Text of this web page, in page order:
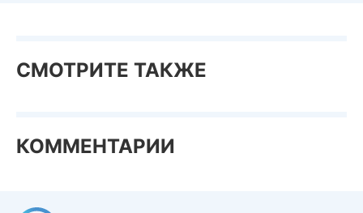
СМОТРИТЕ ТАКЖЕ
КОММЕНТАРИИ